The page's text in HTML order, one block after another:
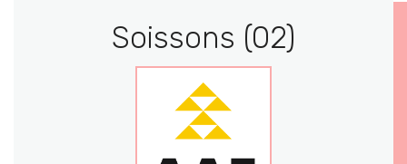
Soissons (02)